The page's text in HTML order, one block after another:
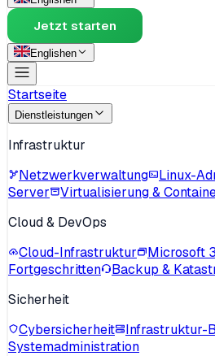
Jetzt starten
Englishen
Startseite
Dienstleistungen
Infrastruktur
Netzwerkverwaltung
Linux-
Server
Virtualisierung &
Cloud & DevOps
Cloud-Infrastruktur
Microsoft
Fortgeschritten
Backup &
Sicherheit
Cybersicherheit
Infrastruktur-
Systemadministration